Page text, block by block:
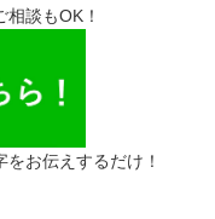
談もOK！
お伝えするだけ！